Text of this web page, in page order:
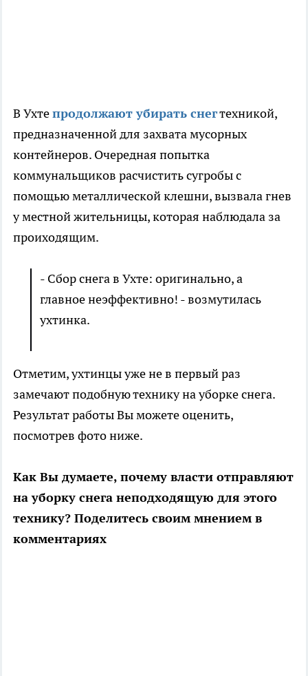
В Ухтепродолжают убирать снегтехникой,
предназначенной для захвата мусорных
контейнеров. Очередная попытка
коммунальщиков расчистить сугробы с
помощью металлической клешни, вызвала гнев
у местной жительницы, которая наблюдала за
проиходящим.
- Сбор снега в Ухте: оригинально, а
главное неэффективно! - возмутилась
ухтинка.
Отметим, ухтинцы уже не в первый раз
замечают подобную технику на уборке снега.
Результат работы Вы можете оценить,
посмотрев фото ниже.
Как Вы думаете, почему власти отправляют
на уборку снега неподходящую для этого
технику? Поделитесь своим мнением в
комментариях